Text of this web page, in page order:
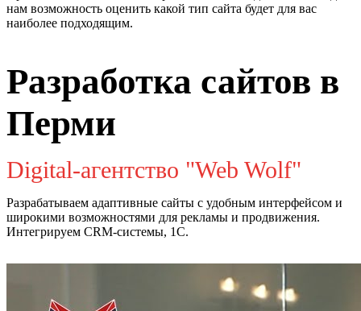
нам возможность оценить какой тип сайта будет для вас
наиболее подходящим.
Разработка сайтов в
Перми
Digital-агентство "Web Wolf"
Разрабатываем адаптивные сайты с удобным интерфейсом и
широкими возможностями для рекламы и продвижения.
Интегрируем CRM-системы, 1С.